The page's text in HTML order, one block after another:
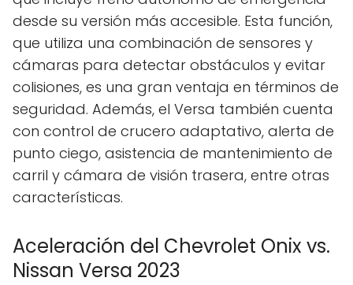
desde su versión más accesible. Esta función,
que utiliza una combinación de sensores y
cámaras para detectar obstáculos y evitar
colisiones, es una gran ventaja en términos de
seguridad. Además, el Versa también cuenta
con control de crucero adaptativo, alerta de
punto ciego, asistencia de mantenimiento de
carril y cámara de visión trasera, entre otras
características.
Aceleración del Chevrolet Onix vs.
Nissan Versa 2023